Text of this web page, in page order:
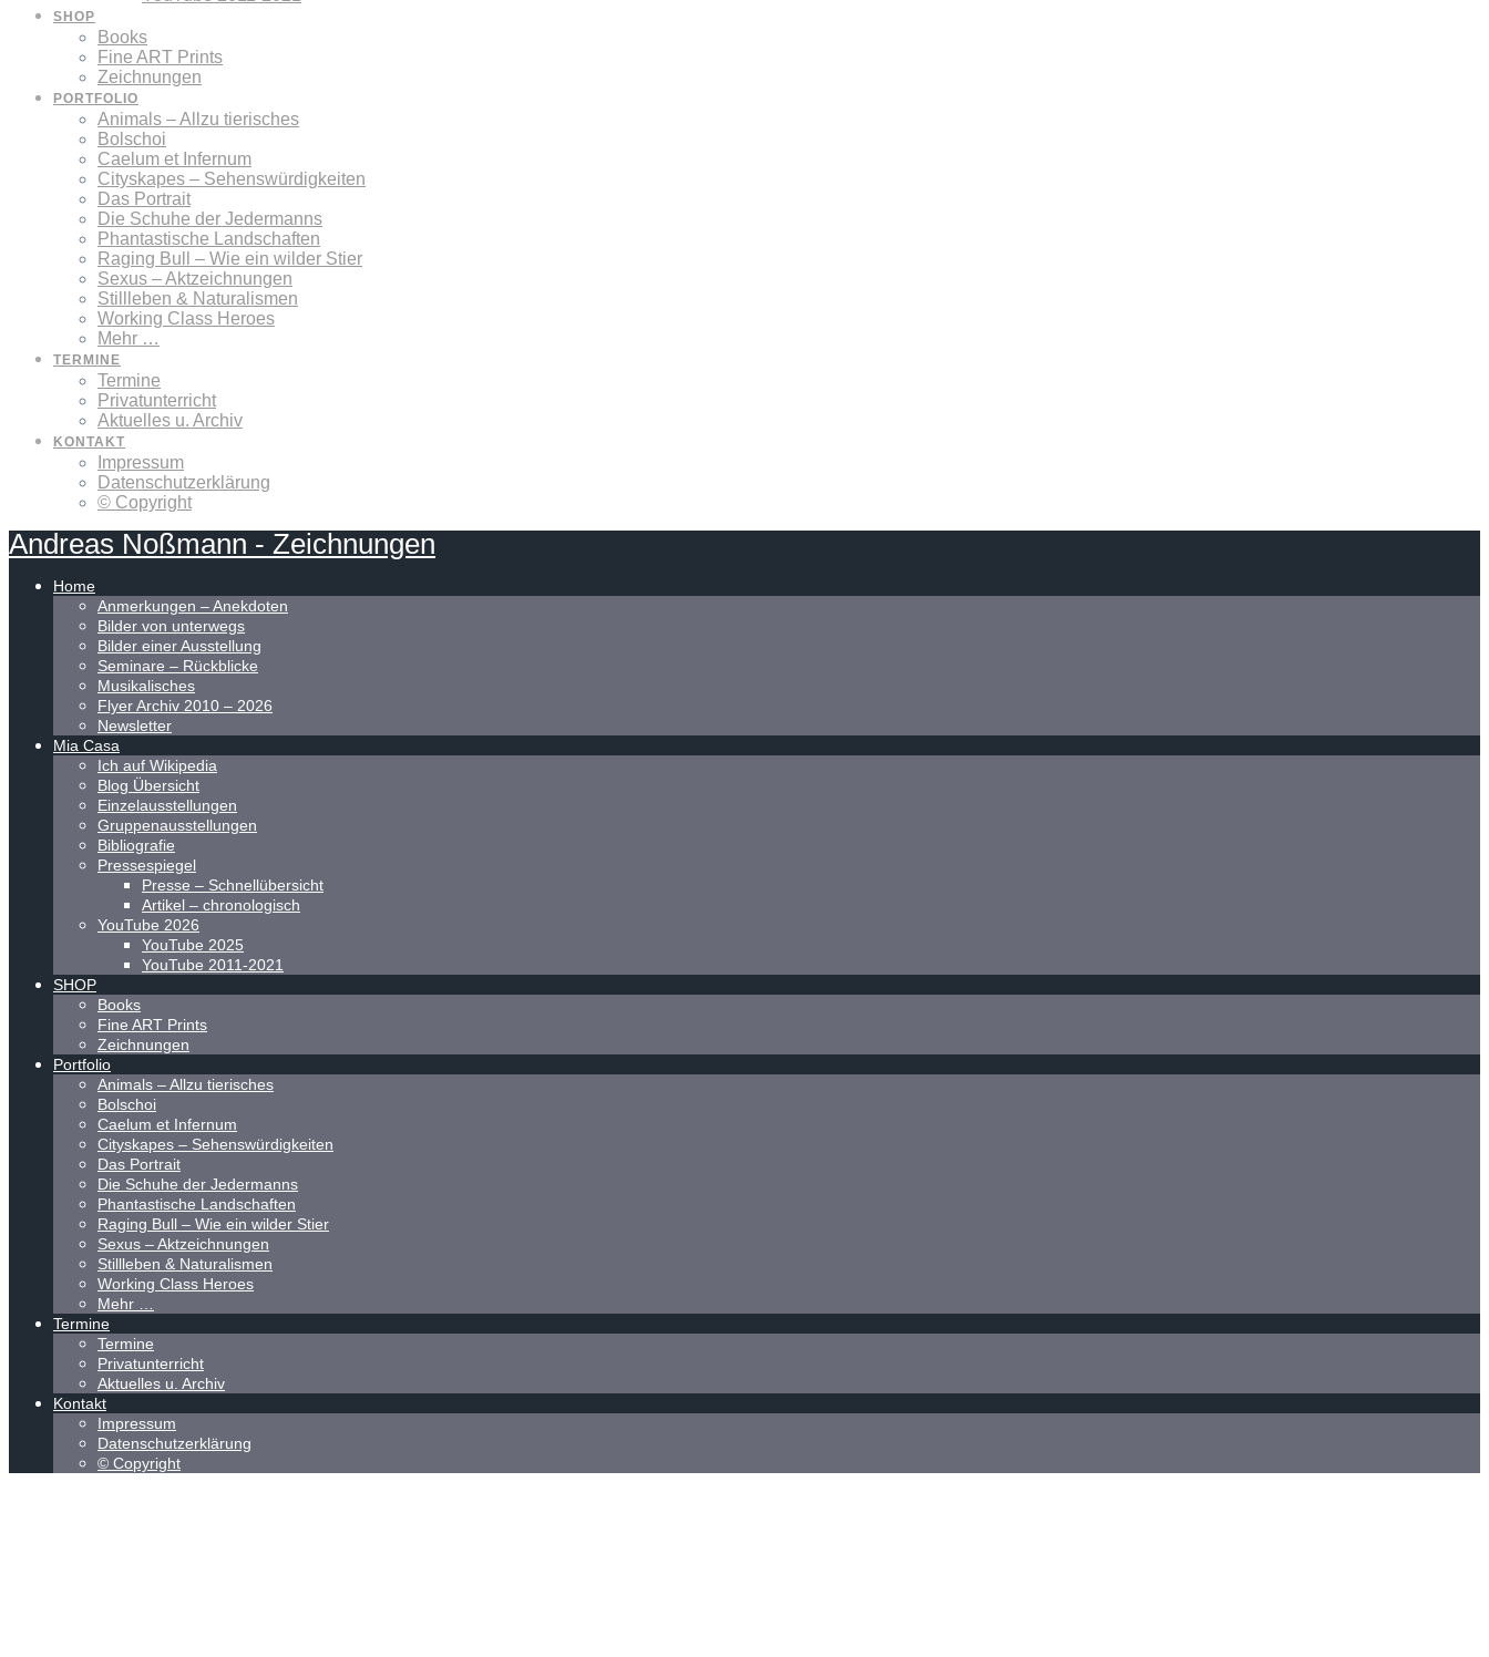
SHOP
Books
Fine ART Prints
Zeichnungen
PORTFOLIO
Animals – Allzu tierisches
Bolschoi
Caelum et Infernum
Cityskapes – Sehenswürdigkeiten
Das Portrait
Die Schuhe der Jedermanns
Phantastische Landschaften
Raging Bull – Wie ein wilder Stier
Sexus – Aktzeichnungen
Stillleben & Naturalismen
Working Class Heroes
Mehr …
TERMINE
Termine
Privatunterricht
Aktuelles u. Archiv
KONTAKT
Impressum
Datenschutzerklärung
© Copyright
Andreas Noßmann - Zeichnungen
Home
Anmerkungen – Anekdoten
Bilder von unterwegs
Bilder einer Ausstellung
Seminare – Rückblicke
Musikalisches
Flyer Archiv 2010 – 2026
Newsletter
Mia Casa
Ich auf Wikipedia
Blog Übersicht
Einzelausstellungen
Gruppenausstellungen
Bibliografie
Pressespiegel
Presse – Schnellübersicht
Artikel – chronologisch
YouTube 2026
YouTube 2025
YouTube 2011-2021
SHOP
Books
Fine ART Prints
Zeichnungen
Portfolio
Animals – Allzu tierisches
Bolschoi
Caelum et Infernum
Cityskapes – Sehenswürdigkeiten
Das Portrait
Die Schuhe der Jedermanns
Phantastische Landschaften
Raging Bull – Wie ein wilder Stier
Sexus – Aktzeichnungen
Stillleben & Naturalismen
Working Class Heroes
Mehr …
Termine
Termine
Privatunterricht
Aktuelles u. Archiv
Kontakt
Impressum
Datenschutzerklärung
© Copyright